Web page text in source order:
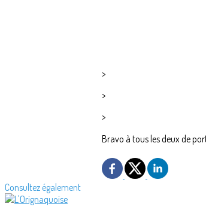
>
>
>
Bravo à tous les deux de
Consultez également